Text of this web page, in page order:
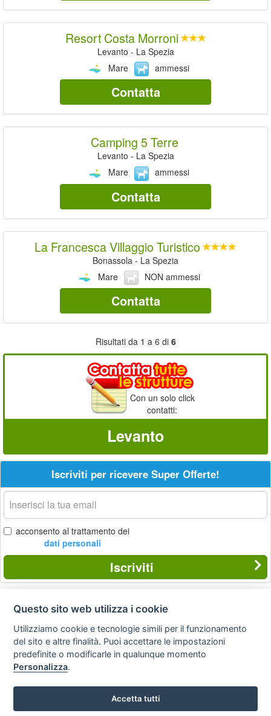
Resort Costa Morroni
Levanto - La Spezia
Mare
ammessi
Contatta
Camping 5 Terre
Levanto - La Spezia
Mare
ammessi
Contatta
La Francesca Villaggio Turistico
Bonassola - La Spezia
Mare
NON ammessi
Contatta
Risultati da 1 a 6 di 6
Con un solo click
contatti:
Levanto
Iscriviti per ricevere Super Offerte!
La
tua
email
acconsento al trattamento dei
dati personali
Iscriviti
Privacy
policy
Avviso
legale
Preferenze cookie
Copyright © 2008
SVILUPPO TURISMO ITALIA S.r.L. unipersonale
P.IVA: 01665350433 - R.E.A. FM-195884 Via A. Costa, 2
Questo sito web utilizza i cookie
Utilizziamo cookie e tecnologie simili per il funzionamento
del sito e altre finalità. Puoi accettare le impostazioni
predefinite o modificarle in qualunque momento
Personalizza.
Accetta tutti